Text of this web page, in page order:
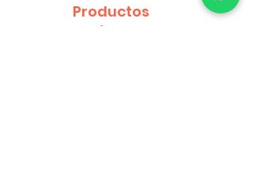
lucha contra el stress oxidativo
Actividad colagoga y coleretica.
Productos
relacionados